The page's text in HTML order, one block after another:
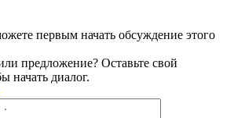
первым начать обсуждение этого
предложение? Оставьте свой
начать диалог.